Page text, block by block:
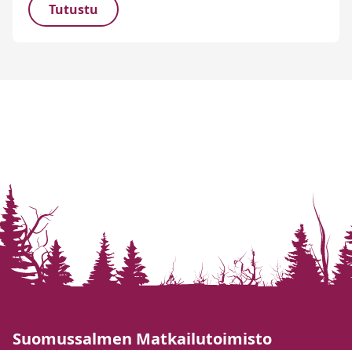
Tutustu
Suomussalmen Matkailutoimisto